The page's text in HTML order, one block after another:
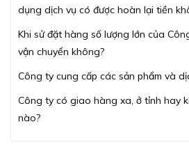
dụng dịch vụ có được hoàn lại tiền
Khi sử đặt hàng số lượng lớn của
vận chuyển không?
Công ty cung cấp các sản phẩm và
Công ty có giao hàng xa, ở tỉnh hay
nào?